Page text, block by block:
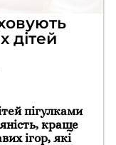
дітей
пігулками
краще
ігор, які